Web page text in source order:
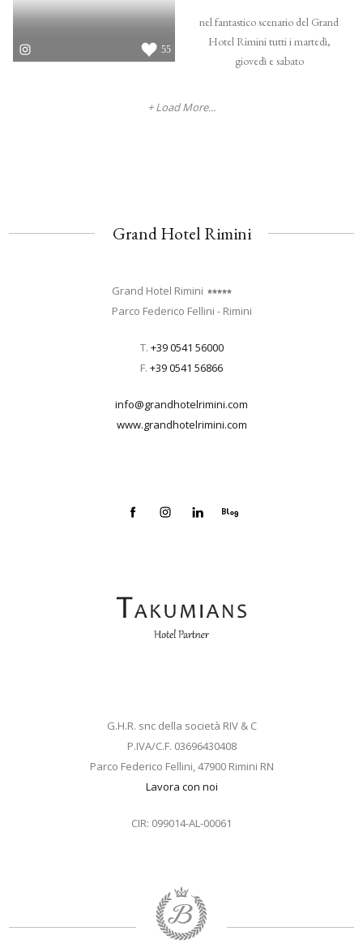
55
nel fantastico scenario del Grand
Hotel Rimini tutti i martedì,
giovedì e sabato
+ Load More...
Grand Hotel Rimini
Grand Hotel Rimini
Parco Federico Fellini - Rimini
T. +39 0541 56000
F. +39 0541 56866
info@grandhotelrimini.com
www.grandhotelrimini.com
G.H.R. snc della società RIV & C
P.IVA/C.F. 03696430408
Parco Federico Fellini, 47900 Rimini RN
Lavora con noi
CIR: 099014-AL-00061